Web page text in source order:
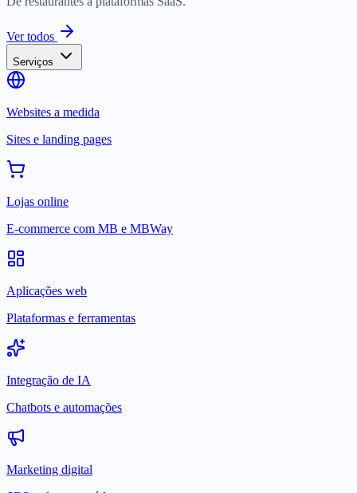
Ver todos
Serviços
Websites a medida
Sites e landing pages
Lojas online
E-commerce com MB e MBWay
Aplicações web
Plataformas e ferramentas
Integração de IA
Chatbots e automações
Marketing digital